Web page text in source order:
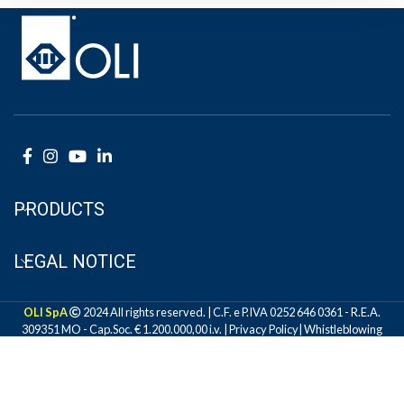
PRODUCTS
LEGAL NOTICE
OLI SpA
2024 All rights reserved. | C.F. e P.IVA 0252 646 0361 - R.E.A.
309351 MO - Cap.Soc. € 1.200.000,00 i.v. |Privacy Policy|Whistleblowing